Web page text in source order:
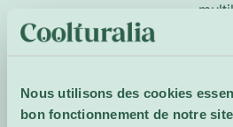
Nous utilisons des cookies
bon fonctionnement de notre site.